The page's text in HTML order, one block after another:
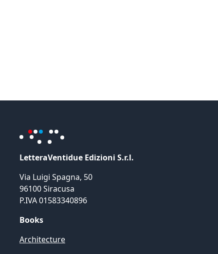
LetteraVentidue Edizioni S.r.l.
Via Luigi Spagna, 50
96100 Siracusa
P.IVA 01583340896
Books
Architecture